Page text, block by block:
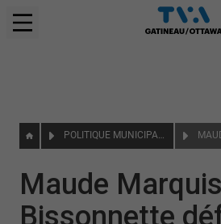
POLITIQUE MUNICIPALE
Maude
Bissonnette